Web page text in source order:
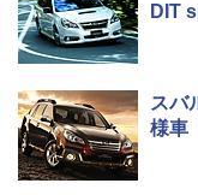
DIT
スバ
様車